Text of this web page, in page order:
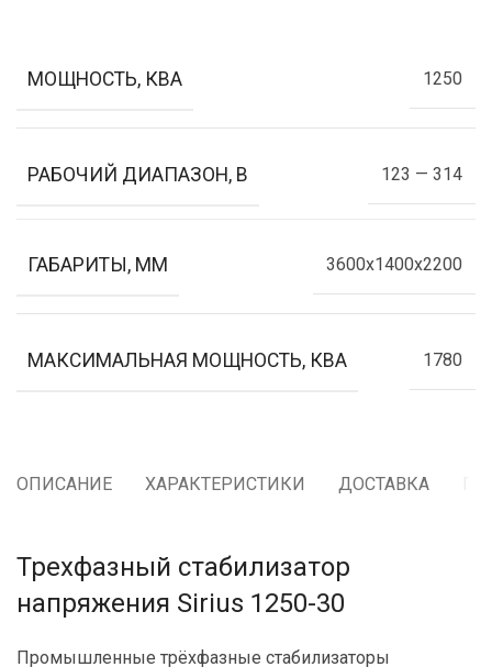
МОЩНОСТЬ, КВА 1250
РАБОЧИЙ ДИАПАЗОН, В 123 — 314
ГАБАРИТЫ, ММ 3600x1400x2200
МАКСИМАЛЬНАЯ МОЩНОСТЬ, КВА 1780
ОПИСАНИЕ ХАРАКТЕРИСТИКИ ДОСТАВКА
Трехфазный стабилизатор
напряжения Sirius 1250-30
Промышленные трёхфазные стабилизаторы